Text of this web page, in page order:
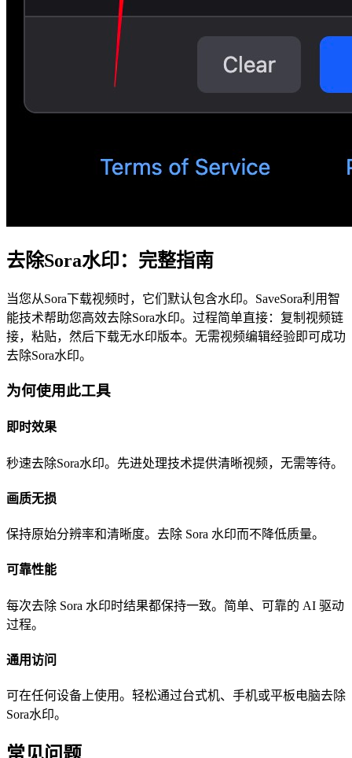
去除Sora水印：完整指南
当您从Sora下载视频时，它们默认包含水印。SaveSora利用智
能技术帮助您高效去除Sora水印。过程简单直接：复制视频链
接，粘贴，然后下载无水印版本。无需视频编辑经验即可成功
去除Sora水印。
为何使用此工具
即时效果
秒速去除Sora水印。先进处理技术提供清晰视频，无需等待。
画质无损
保持原始分辨率和清晰度。去除 Sora 水印而不降低质量。
可靠性能
每次去除 Sora 水印时结果都保持一致。简单、可靠的 AI 驱动
过程。
通用访问
可在任何设备上使用。轻松通过台式机、手机或平板电脑去除
Sora水印。